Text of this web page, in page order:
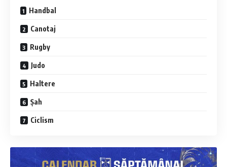
Handbal
Canotaj
Rugby
Judo
Haltere
Șah
Ciclism